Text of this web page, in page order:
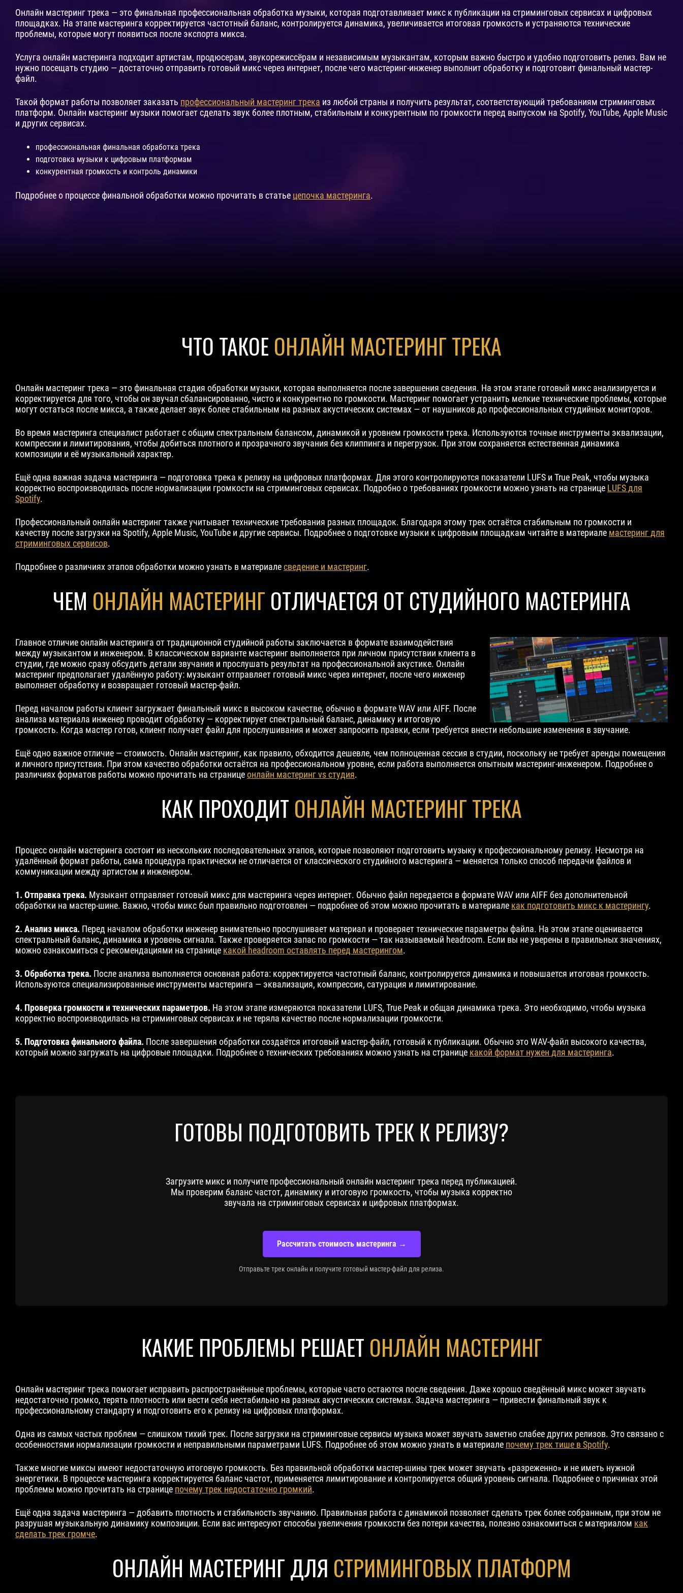
Онлайн мастеринг трека — это финальная профессиональная обработка музыки, которая подготавливает микс к публикации на стриминговых сервисах и цифровых
площадках. На этапе мастеринга корректируется частотный баланс, контролируется динамика, увеличивается итоговая громкость и устраняются технические
проблемы, которые могут появиться после экспорта микса.
Услуга онлайн мастеринга подходит артистам, продюсерам, звукорежиссёрам и независимым музыкантам, которым важно быстро и удобно подготовить релиз. Вам не
нужно посещать студию — достаточно отправить готовый микс через интернет, после чего мастеринг-инженер выполнит обработку и подготовит финальный мастер-
файл.
Такой формат работы позволяет заказать профессиональный мастеринг трека из любой страны и получить результат, соответствующий требованиям стриминговых
платформ. Онлайн мастеринг музыки помогает сделать звук более плотным, стабильным и конкурентным по громкости перед выпуском на Spotify, YouTube, Apple Music
и других сервисах.
профессиональная финальная обработка трека
подготовка музыки к цифровым платформам
конкурентная громкость и контроль динамики
Подробнее о процессе финальной обработки можно прочитать в статье цепочка мастеринга.
ЧТО ТАКОЕ ОНЛАЙН МАСТЕРИНГ ТРЕКА
Онлайн мастеринг трека — это финальная стадия обработки музыки, которая выполняется после завершения сведения. На этом этапе готовый микс анализируется и
корректируется для того, чтобы он звучал сбалансированно, чисто и конкурентно по громкости. Мастеринг помогает устранить мелкие технические проблемы, которые
могут остаться после микса, а также делает звук более стабильным на разных акустических системах — от наушников до профессиональных студийных мониторов.
Во время мастеринга специалист работает с общим спектральным балансом, динамикой и уровнем громкости трека. Используются точные инструменты эквализации,
компрессии и лимитирования, чтобы добиться плотного и прозрачного звучания без клиппинга и перегрузок. При этом сохраняется естественная динамика
композиции и её музыкальный характер.
Ещё одна важная задача мастеринга — подготовка трека к релизу на цифровых платформах. Для этого контролируются показатели LUFS и True Peak, чтобы музыка
корректно воспроизводилась после нормализации громкости на стриминговых сервисах. Подробно о требованиях громкости можно узнать на странице LUFS для
Spotify.
Профессиональный онлайн мастеринг также учитывает технические требования разных площадок. Благодаря этому трек остаётся стабильным по громкости и
качеству после загрузки на Spotify, Apple Music, YouTube и другие сервисы. Подробнее о подготовке музыки к цифровым площадкам читайте в материале мастеринг для
стриминговых сервисов.
Подробнее о различиях этапов обработки можно узнать в материалесведение и мастеринг.
ЧЕМ ОНЛАЙН МАСТЕРИНГ ОТЛИЧАЕТСЯ ОТ СТУДИЙНОГО МАСТЕРИНГА
Главное отличие онлайн мастеринга от традиционной студийной работы заключается в формате взаимодействия
между музыкантом и инженером. В классическом варианте мастеринг выполняется при личном присутствии клиента в
студии, где можно сразу обсудить детали звучания и прослушать результат на профессиональной акустике. Онлайн
мастеринг предполагает удалённую работу: музыкант отправляет готовый микс через интернет, после чего инженер
выполняет обработку и возвращает готовый мастер-файл.
Перед началом работы клиент загружает финальный микс в высоком качестве, обычно в формате WAV или AIFF. После
анализа материала инженер проводит обработку — корректирует спектральный баланс, динамику и итоговую
громкость. Когда мастер готов, клиент получает файл для прослушивания и может запросить правки, если требуется внести небольшие изменения в звучание.
Ещё одно важное отличие — стоимость. Онлайн мастеринг, как правило, обходится дешевле, чем полноценная сессия в студии, поскольку не требует аренды помещения
и личного присутствия. При этом качество обработки остаётся на профессиональном уровне, если работа выполняется опытным мастеринг-инженером. Подробнее о
различиях форматов работы можно прочитать на страницеонлайн мастеринг vs студия.
КАК ПРОХОДИТ ОНЛАЙН МАСТЕРИНГ ТРЕКА
Процесс онлайн мастеринга состоит из нескольких последовательных этапов, которые позволяют подготовить музыку к профессиональному релизу. Несмотря на
удалённый формат работы, сама процедура практически не отличается от классического студийного мастеринга — меняется только способ передачи файлов и
коммуникации между артистом и инженером.
1. Отправка трека. Музыкант отправляет готовый микс для мастеринга через интернет. Обычно файл передается в формате WAV или AIFF без дополнительной
обработки на мастер-шине. Важно, чтобы микс был правильно подготовлен — подробнее об этом можно прочитать в материале как подготовить микс к мастерингу.
2. Анализ микса. Перед началом обработки инженер внимательно прослушивает материал и проверяет технические параметры файла. На этом этапе оценивается
спектральный баланс, динамика и уровень сигнала. Также проверяется запас по громкости — так называемый headroom. Если вы не уверены в правильных значениях,
можно ознакомиться с рекомендациями на странице какой headroom оставлять перед мастерингом.
3. Обработка трека. После анализа выполняется основная работа: корректируется частотный баланс, контролируется динамика и повышается итоговая громкость.
Используются специализированные инструменты мастеринга — эквализация, компрессия, сатурация и лимитирование.
4. Проверка громкости и технических параметров. На этом этапе измеряются показатели LUFS, True Peak и общая динамика трека. Это необходимо, чтобы музыка
корректно воспроизводилась на стриминговых сервисах и не теряла качество после нормализации громкости.
5. Подготовка финального файла. После завершения обработки создаётся итоговый мастер-файл, готовый к публикации. Обычно это WAV-файл высокого качества,
который можно загружать на цифровые площадки. Подробнее о технических требованиях можно узнать на странице какой формат нужен для мастеринга.
ГОТОВЫ ПОДГОТОВИТЬ ТРЕК К РЕЛИЗУ?
Загрузите микс и получите профессиональный онлайн мастеринг трека перед публикацией.
Мы проверим баланс частот, динамику и итоговую громкость, чтобы музыка корректно
звучала на стриминговых сервисах и цифровых платформах.
Рассчитать стоимость мастеринга →
Отправьте трек онлайн и получите готовый мастер-файл для релиза.
КАКИЕ ПРОБЛЕМЫ РЕШАЕТ ОНЛАЙН МАСТЕРИНГ
Онлайн мастеринг трека помогает исправить распространённые проблемы, которые часто остаются после сведения. Даже хорошо сведённый микс может звучать
недостаточно громко, терять плотность или вести себя нестабильно на разных акустических системах. Задача мастеринга — привести финальный звук к
профессиональному стандарту и подготовить его к релизу на цифровых платформах.
Одна из самых частых проблем — слишком тихий трек. После загрузки на стриминговые сервисы музыка может звучать заметно слабее других релизов. Это связано с
особенностями нормализации громкости и неправильными параметрами LUFS. Подробнее об этом можно узнать в материале почему трек тише в Spotify.
Также многие миксы имеют недостаточную итоговую громкость. Без правильной обработки мастер-шины трек может звучать «разреженно» и не иметь нужной
энергетики. В процессе мастеринга корректируется баланс частот, применяется лимитирование и контролируется общий уровень сигнала. Подробнее о причинах этой
проблемы можно прочитать на странице почему трек недостаточно громкий.
Ещё одна задача мастеринга — добавить плотность и стабильность звучанию. Правильная работа с динамикой позволяет сделать трек более собранным, при этом не
разрушая музыкальную динамику композиции. Если вас интересуют способы увеличения громкости без потери качества, полезно ознакомиться с материалом как
сделать трек громче.
ОНЛАЙН МАСТЕРИНГ ДЛЯ СТРИМИНГОВЫХ ПЛАТФОРМ